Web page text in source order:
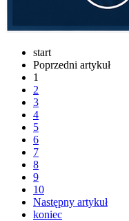
start
Poprzedni artykuł
1
2
3
4
5
6
7
8
9
10
Następny artykuł
koniec